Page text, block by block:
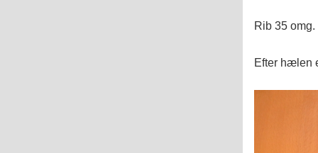
Rib 35 omg.
Efter hælen